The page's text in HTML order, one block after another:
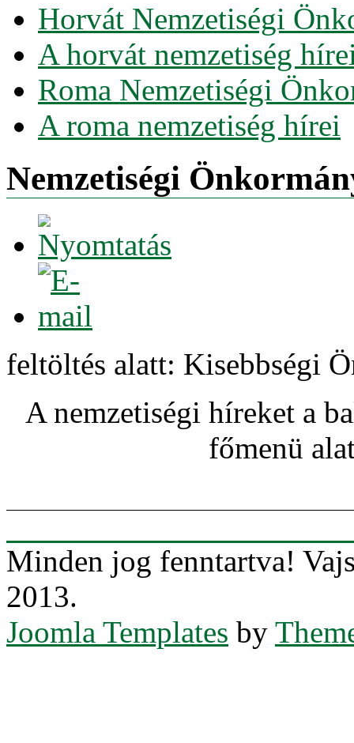
Horvát Nemzetiségi
A horvát nemzetiség
Roma Nemzetiségi
A roma nemzetiség hírei
Nemzetiségi
feltöltés alatt: Kisebbségi
A nemzetiségi híreket a
főmenü
Minden jog fenntartva!
2013.
Joomla Templates by